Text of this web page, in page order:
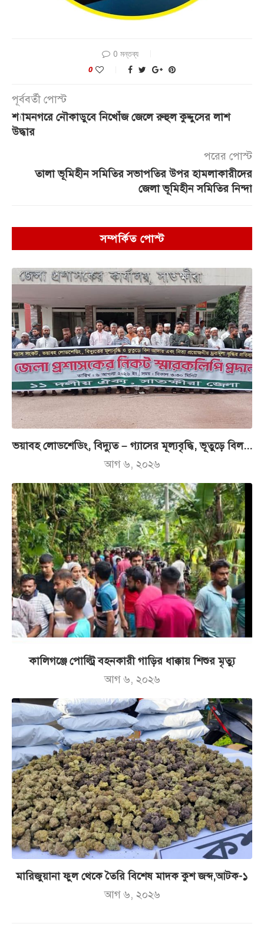
0 মন্তব্য
0
পূর্ববর্তী পোস্ট
শ্যামনগরে নৌকাডুবে নিখোঁজ জেলে রুহুল কুদ্দুসের লাশ
উদ্ধার
পরের পোস্ট
তালা ভূমিহীন সমিতির সভাপতির উপর হামলাকারীদের
জেলা ভূমিহীন সমিতির নিন্দা
সম্পর্কিত পোস্ট
ভয়াবহ লোডশেডিং, বিদ্যুত – গ্যাসের মূল্যবৃদ্ধি, ভূতুড়ে বিল...
আগ ৬, ২০২৬
কালিগঞ্জে পোল্ট্রি বহনকারী গাড়ির ধাক্কায় শিশুর মৃত্যু
আগ ৬, ২০২৬
মারিজুয়ানা ফুল থেকে তৈরি বিশেষ মাদক কুশ জব্দ,আটক-১
আগ ৬, ২০২৬